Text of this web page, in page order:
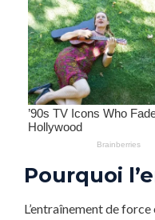
Pourquoi
L’entraînement de